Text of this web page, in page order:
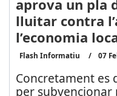
aprova un pla
lluitar contra
l’economia
Flash Informatiu 07
Concretament es
per subvencionar